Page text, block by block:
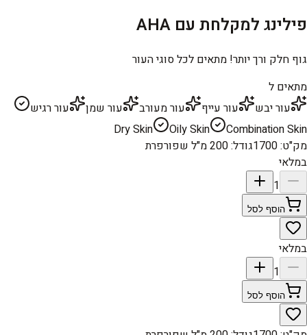
פילינג למקלחת עם AHA
גוף חלק ורך יותר! מתאים לכל סוגי העור
מתאים ל
עור יבש
עור עייף עור מעורב עור שמן
עור רגיש
Dry Skin
Oily Skin
Combination Skin
מק"ט:
1700גודל:200 מ"ל שפורפרת
במלאי
1
הוסף לסל
במלאי
1
הוסף לסל